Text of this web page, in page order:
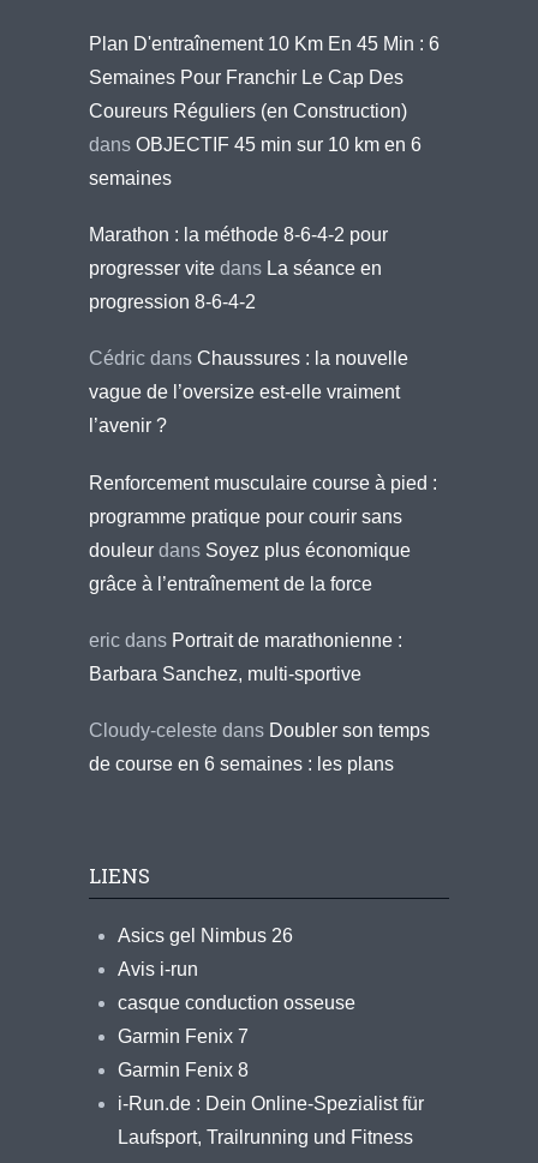
Plan D'entraînement 10 Km En 45 Min : 6
Semaines Pour Franchir Le Cap Des
Coureurs Réguliers (en Construction)
dans OBJECTIF 45 min sur 10 km en 6
semaines
Marathon : la méthode 8-6-4-2 pour
progresser vite dans La séance en
progression 8-6-4-2
Cédric dans Chaussures : la nouvelle
vague de l’oversize est-elle vraiment
l’avenir ?
Renforcement musculaire course à pied :
programme pratique pour courir sans
douleur dans Soyez plus économique
grâce à l’entraînement de la force
eric dans Portrait de marathonienne :
Barbara Sanchez, multi-sportive
Cloudy-celeste dans Doubler son temps
de course en 6 semaines : les plans
LIENS
Asics gel Nimbus 26
Avis i-run
casque conduction osseuse
Garmin Fenix 7
Garmin Fenix 8
i-Run.de : Dein Online-Spezialist für
Laufsport, Trailrunning und Fitness